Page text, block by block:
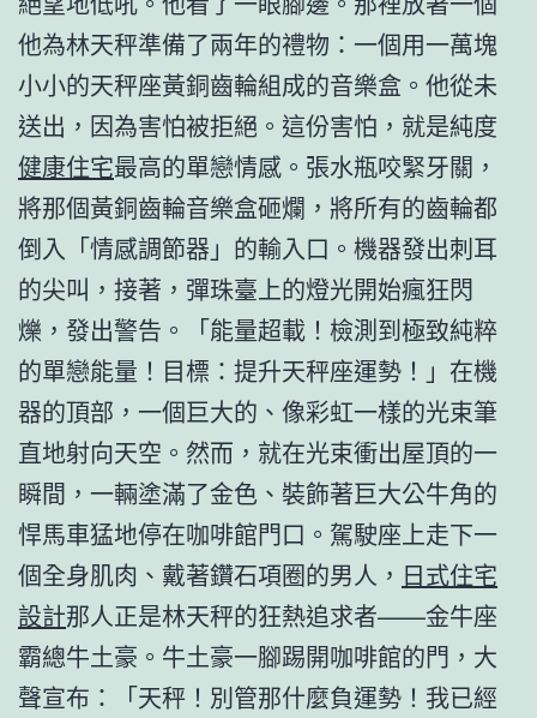
他為林天秤準備了兩年的禮物：一個用一萬塊
小小的天秤座黃銅齒輪組成的音樂盒。他從未
送出，因為害怕被拒絕。這份害怕，就是純度
健康住宅最高的單戀情感。張水瓶咬緊牙關，
將那個黃銅齒輪音樂盒砸爛，將所有的齒輪都
倒入「情感調節器」的輸入口。機器發出刺耳
的尖叫，接著，彈珠臺上的燈光開始瘋狂閃
爍，發出警告。「能量超載！檢測到極致純粹
的單戀能量！目標：提升天秤座運勢！」在機
器的頂部，一個巨大的、像彩虹一樣的光束筆
直地射向天空。然而，就在光束衝出屋頂的一
瞬間，一輛塗滿了金色、裝飾著巨大公牛角的
悍馬車猛地停在咖啡館門口。駕駛座上走下一
個全身肌肉、戴著鑽石項圈的男人， 日式住宅
設計那人正是林天秤的狂熱追求者——金牛座
霸總牛土豪。牛土豪一腳踢開咖啡館的門，大
聲宣布：「天秤！別管那什麼負運勢！我已經